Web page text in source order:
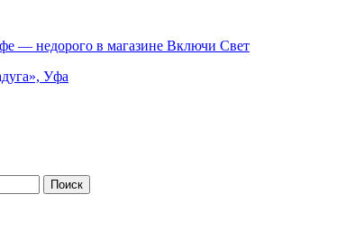
— недорого в магазине Включи Свет
Уфа